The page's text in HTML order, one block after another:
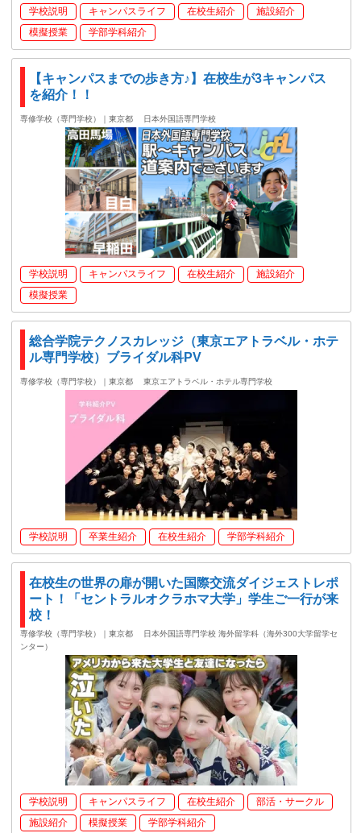
学校説明 キャンパスライフ 在校生紹介
施設紹介
模擬授業
学部学科紹介
【キャンパスまでの歩き方♪】在校生が3キャンパス
を紹介！！
専修学校（専門学校）｜東京都 日本外国語専門学校
学校説明 キャンパスライフ 在校生紹介
施設紹介
模擬授業
総合学院テクノスカレッジ（東京エアトラベル・ホテ
ル専門学校）ブライダル科PV
専修学校（専門学校）｜東京都 東京エアトラベル・ホテル専門学校
学校説明 卒業生紹介 在校生紹介 学部学科紹介
在校生の世界の扉が開いた国際交流ダイジェストレポ
ート！「セントラルオクラホマ大学」学生ご一行が来
校！
専修学校（専門学校）｜東京都
日本外国語専門学校 海外留学科（海外300大学留学セ
ンター）
学校説明 キャンパスライフ 在校生紹介
部活・サークル
施設紹介
模擬授業 学部学科紹介